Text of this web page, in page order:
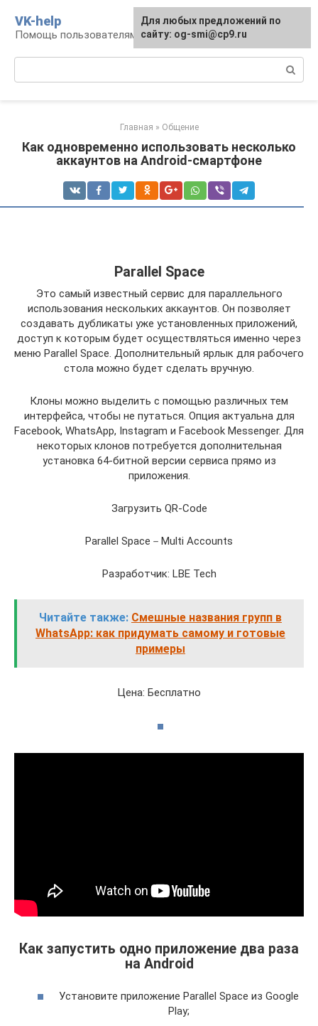
контенту
VK-help
Помощь пользователям соцсети ВКонтакте
Главная » Общение
Как одновременно использовать несколько
аккаунтов на Android-смартфоне
Parallel Space
Это самый известный сервис для параллельного
использования нескольких аккаунтов. Он позволяет
создавать дубликаты уже установленных приложений,
доступ к которым будет осуществляться именно через
меню Parallel Space. Дополнительный ярлык для рабочего
стола можно будет сделать вручную.
Клоны можно выделить с помощью различных тем
интерфейса, чтобы не путаться. Опция актуальна для
Facebook, WhatsApp, Instagram и Facebook Messenger. Для
некоторых клонов потребуется дополнительная
установка 64-битной версии сервиса прямо из
приложения.
Загрузить QR-Code
Parallel Space－Multi Accounts
Разработчик: LBE Tech
Читайте также: Смешные названия групп в
WhatsApp: как придумать самому и готовые
примеры
Цена: Бесплатно
Как запустить одно приложение два раза
на Android
Установите приложение Parallel Space из Google
Play;
Для любых предложений по
сайту: og-smi@cp9.ru